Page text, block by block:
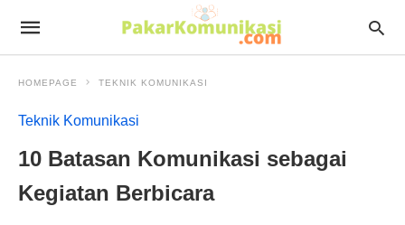
HOMEPAGE TEKNIK KOMUNIKASI
Teknik Komunikasi
10 Batasan Komunikasi sebagai
Kegiatan Berbicara